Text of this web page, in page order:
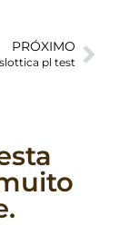
PRÓXIMO
slottica pl test